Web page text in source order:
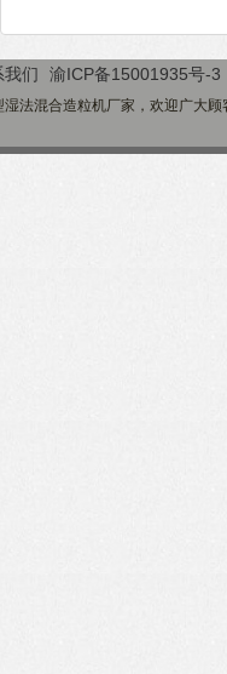
我们 渝ICP备15001935号-3
法混合造粒机厂家，欢迎广大顾